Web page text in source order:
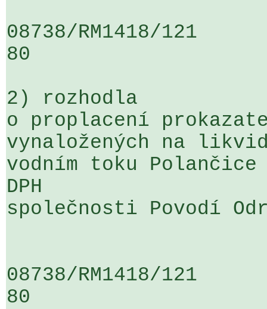
08738/RM1418/
80
2) rozhodla
o proplacení
vynaložených na
vodním toku
DPH
společnosti Povodí
08738/RM1418/
80